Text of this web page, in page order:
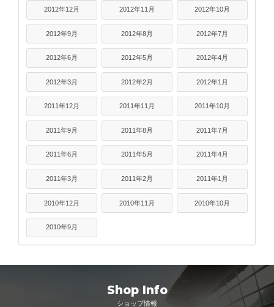
2012年12月 2012年11月 2012年10月
2012年9月 2012年8月 2012年7月
2012年6月 2012年5月 2012年4月
2012年3月 2012年2月 2012年1月
2011年12月 2011年11月 2011年10月
2011年9月 2011年8月 2011年7月
2011年6月 2011年5月 2011年4月
2011年3月 2011年2月 2011年1月
2010年12月 2010年11月 2010年10月
2010年9月
Shop Info
ショップ情報